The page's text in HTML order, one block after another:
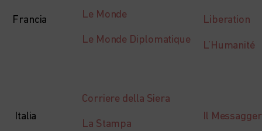
Francia Le Monde
Le Monde Diplomatique
Liberation
L’Humanité
Italia
Corriere della Siera
La Stampa
Il